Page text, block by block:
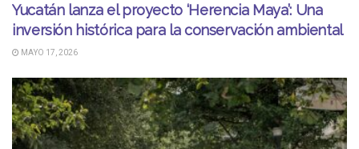
Yucatán lanza el proyecto ‘Herencia Maya’: Una
inversión histórica para la conservación ambiental
MAYO 17, 2026